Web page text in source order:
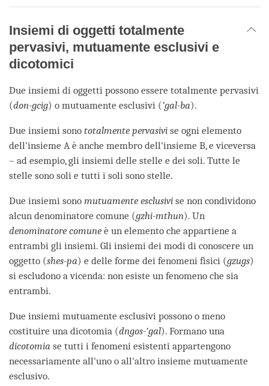
Insiemi di oggetti totalmente
pervasivi, mutuamente esclusivi e
dicotomici
Due insiemi di oggetti possono essere totalmente pervasivi
(don-gcig) o mutuamente esclusivi (’gal-ba).
Due insiemi sono totalmente pervasivi se ogni elemento
dell'insieme A è anche membro dell'insieme B, e viceversa
– ad esempio, gli insiemi delle stelle e dei soli. Tutte le
stelle sono soli e tutti i soli sono stelle.
Due insiemi sono mutuamente esclusivi se non condividono
alcun denominatore comune (gzhi-mthun). Un
denominatore comune è un elemento che appartiene a
entrambi gli insiemi. Gli insiemi dei modi di conoscere un
oggetto (shes-pa) e delle forme dei fenomeni fisici (gzugs)
si escludono a vicenda: non esiste un fenomeno che sia
entrambi.
Due insiemi mutuamente esclusivi possono o meno
costituire una dicotomia (dngos-’gal). Formano una
dicotomia se tutti i fenomeni esistenti appartengono
necessariamente all'uno o all'altro insieme mutuamente
esclusivo.